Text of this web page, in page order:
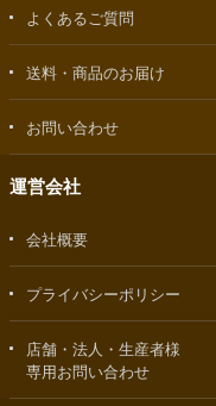
よくあるご質問
送料・商品のお届け
お問い合わせ
運営会社
会社概要
プライバシーポリシー
店舗・法人・生産者様
専用お問い合わせ